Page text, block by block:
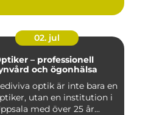
02. jul
– professionell
och ögonhälsa
optik är inte bara en
utan en institution i
med över 25 år...